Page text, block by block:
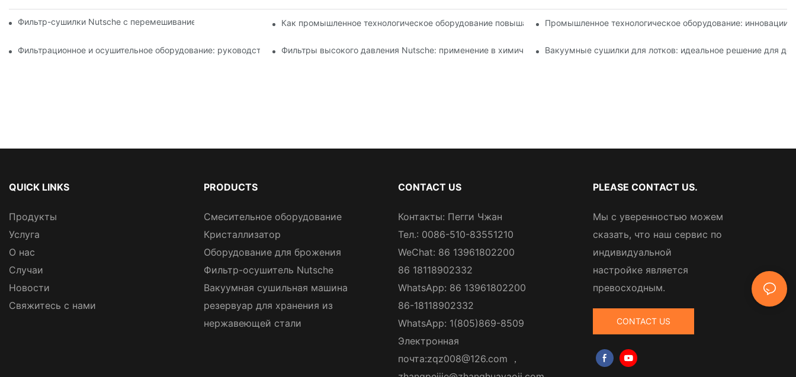
Фильтр-сушилки Nutsche с перемешиванием против других методов сушки: сравнение.Как промышленное технологическое оборудование повышает эффективность производства
Промышленное технологическое оборудование:
Фильтрационное и осушительное оборудование: руководство по выбору и использованию.Фильтры высокого давления Nutsche: применение в химической и пищевой промышленности.
Вакуумные сушилки для лотков: идеальное решение для
QUICK LINKS
Продукты
Услуга
О нас
Случаи
Новости
Свяжитесь с нами
PRODUCTS
Смесительное оборудование
Кристаллизатор
Оборудование для брожения
Фильтр-осушитель Nutsche
Вакуумная сушильная машина
резервуар для хранения из
нержавеющей стали
CONTACT US
Контакты: Пегги Чжан
Тел.: 0086-510-83551210
WeChat: 86 13961802200
86 18118902332
WhatsApp: 86 13961802200
86-18118902332
WhatsApp: 1(805)869-8509
Электронная
почта:zqz008@126.com ，
PLEASE CONTACT US.
Мы с уверенностью можем
сказать, что наш сервис по
индивидуальной
настройке является
превосходным.
CONTACT US